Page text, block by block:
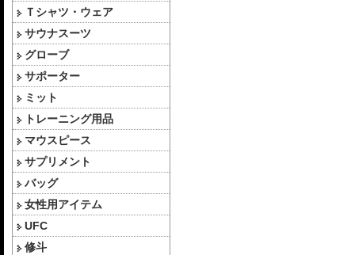
Ｔシャツ・ウェア
サウナスーツ
グローブ
サポーター
ミット
トレーニング用品
マウスピース
サプリメント
バッグ
女性用アイテム
UFC
修斗